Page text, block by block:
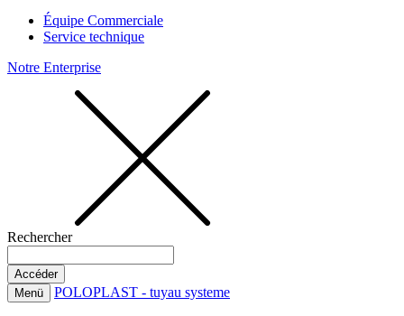
Équipe Commerciale
Service technique
Notre Enterprise
Rechercher
Menü POLOPLAST - tuyau systeme